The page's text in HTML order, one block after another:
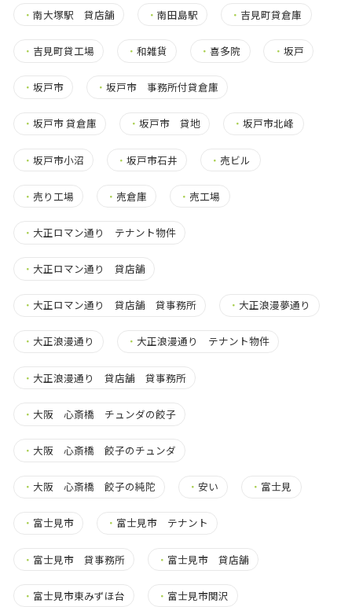
・ 南大塚駅 貸店舗 ・南田島駅 ・ 吉見町貸倉庫
・ 吉見町貸工場 ・和雑貨 ・喜多院 ・ 坂戸
・ 坂戸市 ・坂戸市 事務所付貸倉庫
・ 坂戸市 貸倉庫 ・坂戸市 貸地 ・坂戸市北峰
・ 坂戸市小沼 ・坂戸市石井 ・ 売ビル
・ 売り工場 ・ 売倉庫 ・ 売工場
・ 大正ロマン通り テナント物件
・ 大正ロマン通り 貸店舗
・ 大正ロマン通り 貸店舗 貸事務所 ・ 大正浪漫夢通り
・ 大正浪漫通り ・ 大正浪漫通り テナント物件
・ 大正浪漫通り 貸店舗 貸事務所
・ 大阪 心斎橋 チュンダの餃子
・ 大阪 心斎橋 餃子のチュンダ
・ 大阪 心斎橋 餃子の純陀 ・安い ・ 富士見
・ 富士見市 ・ 富士見市 テナント
・ 富士見市 貸事務所 ・ 富士見市 貸店舗
・ 富士見市東みずほ台 ・ 富士見市関沢